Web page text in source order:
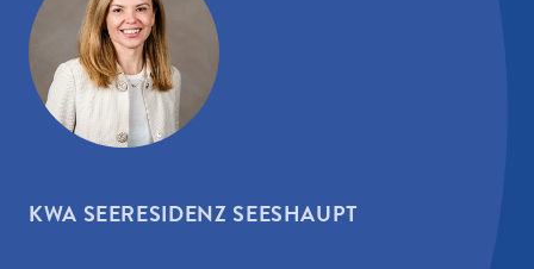
KWA SEERESIDENZ SEESHAUPT